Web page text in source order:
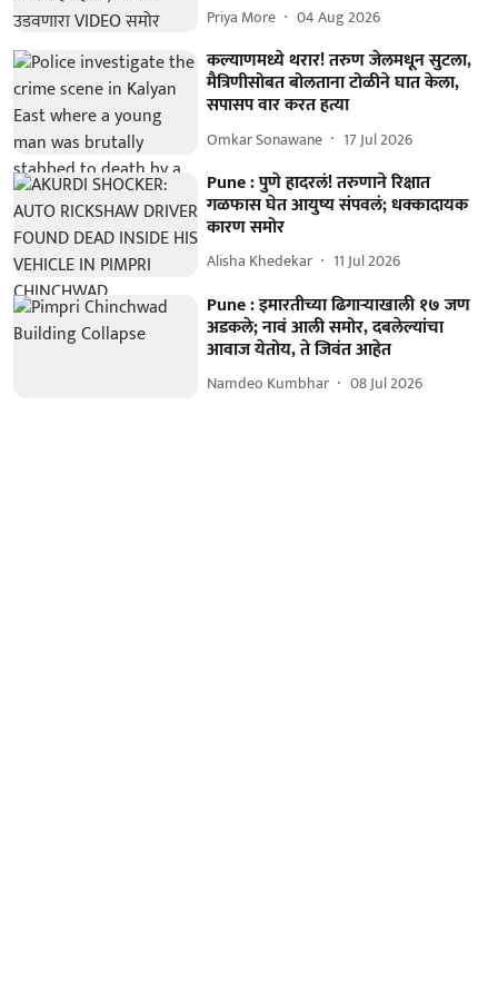
Priya More 04 Aug 2026
कल्याणमध्ये थरार! तरुण जेलमधून सुटला,
मैत्रिणीसोबत बोलताना टोळीने घात केला,
सपासप वार करत हत्या
Omkar Sonawane 17 Jul 2026
Pune : पुणे हादरलं! तरुणाने रिक्षात
गळफास घेत आयुष्य संपवलं; धक्कादायक
कारण समोर
Alisha Khedekar 11 Jul 2026
Pune : इमारतीच्या ढिगाऱ्याखाली १७ जण
अडकले; नावं आली समोर, दबलेल्यांचा
आवाज येतोय, ते जिवंत आहेत
Namdeo Kumbhar 08 Jul 2026